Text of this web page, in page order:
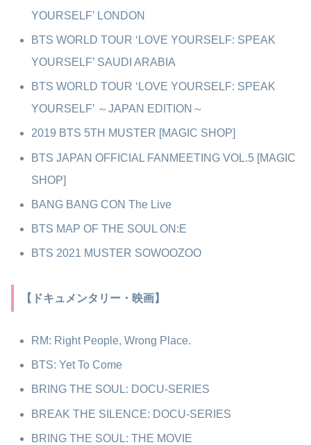
YOURSELF’ LONDON
BTS WORLD TOUR ‘LOVE YOURSELF: SPEAK
YOURSELF’ SAUDI ARABIA
BTS WORLD TOUR ‘LOVE YOURSELF: SPEAK
YOURSELF’ ～JAPAN EDITION～
2019 BTS 5TH MUSTER [MAGIC SHOP]
BTS JAPAN OFFICIAL FANMEETING VOL.5 [MAGIC
SHOP]
BANG BANG CON The Live
BTS MAP OF THE SOUL ON:E
BTS 2021 MUSTER SOWOOZOO
【ドキュメンタリー・映画】
RM: Right People, Wrong Place.
BTS: Yet To Come
BRING THE SOUL: DOCU-SERIES
BREAK THE SILENCE: DOCU-SERIES
BRING THE SOUL: THE MOVIE